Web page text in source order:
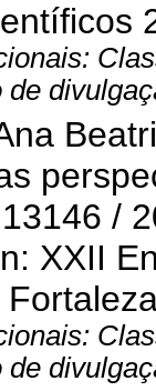
de
/
XXII
de